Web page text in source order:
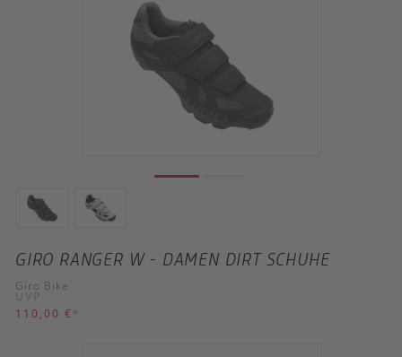
GIRO RANGER W - DAMEN DIRT SCHUHE
Giro Bike
UVP
110,00 € *